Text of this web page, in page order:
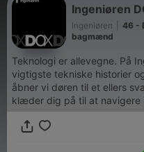
Ingeniøren
Ingeniøren
46 -
bagmænd
Teknologi er allevegne. På
vigtigste tekniske historier
åbner vi døren til et ellers
klæder dig på til at navigere